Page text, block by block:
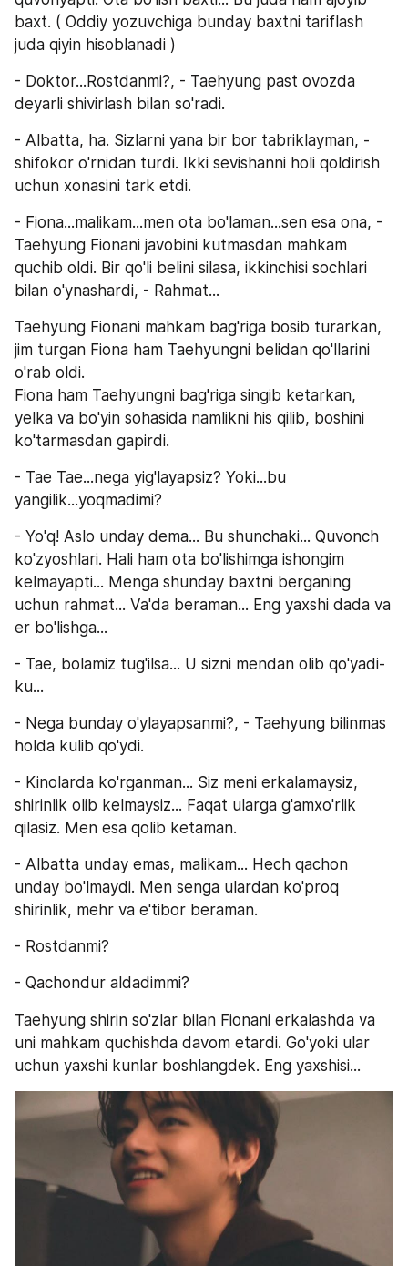
baxt. ( Oddiy yozuvchiga bunday baxtni tariflash
juda qiyin hisoblanadi )
- Doktor...Rostdanmi?, - Taehyung past ovozda
deyarli shivirlash bilan so'radi.
- Albatta, ha. Sizlarni yana bir bor tabriklayman, -
shifokor o'rnidan turdi. Ikki sevishanni holi qoldirish
uchun xonasini tark etdi.
- Fiona...malikam...men ota bo'laman...sen esa ona, -
Taehyung Fionani javobini kutmasdan mahkam
quchib oldi. Bir qo'li belini silasa, ikkinchisi sochlari
bilan o'ynashardi, - Rahmat...
Taehyung Fionani mahkam bag'riga bosib turarkan,
jim turgan Fiona ham Taehyungni belidan qo'llarini
o'rab oldi.
Fiona ham Taehyungni bag'riga singib ketarkan,
yelka va bo'yin sohasida namlikni his qilib, boshini
ko'tarmasdan gapirdi.
- Tae Tae...nega yig'layapsiz? Yoki...bu
yangilik...yoqmadimi?
- Yo'q! Aslo unday dema... Bu shunchaki... Quvonch
ko'zyoshlari. Hali ham ota bo'lishimga ishongim
kelmayapti... Menga shunday baxtni berganing
uchun rahmat... Va'da beraman... Eng yaxshi dada va
er bo'lishga...
- Tae, bolamiz tug'ilsa... U sizni mendan olib qo'yadi-
ku...
- Nega bunday o'ylayapsanmi?, - Taehyung bilinmas
holda kulib qo'ydi.
- Kinolarda ko'rganman... Siz meni erkalamaysiz,
shirinlik olib kelmaysiz... Faqat ularga g'amxo'rlik
qilasiz. Men esa qolib ketaman.
- Albatta unday emas, malikam... Hech qachon
unday bo'lmaydi. Men senga ulardan ko'proq
shirinlik, mehr va e'tibor beraman.
- Rostdanmi?
- Qachondur aldadimmi?
Taehyung shirin so'zlar bilan Fionani erkalashda va
uni mahkam quchishda davom etardi. Go'yoki ular
uchun yaxshi kunlar boshlangdek. Eng yaxshisi...